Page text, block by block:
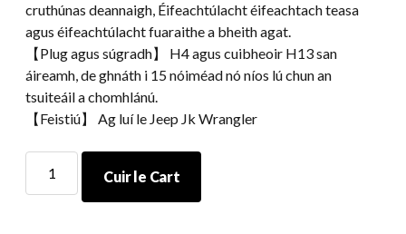
cruthúnas deannaigh, Éifeachtúlacht éifeachtach teasa
agus éifeachtúlacht fuaraithe a bheith agat.
【Plug agus súgradh】 H4 agus cuibheoir H13 san
áireamh, de ghnáth i 15 nóiméad nó níos lú chun an
tsuiteáil a chomhlánú.
【Feistiú】 Ag luí le Jeep Jk Wrangler
carranna
Cuir le Cart